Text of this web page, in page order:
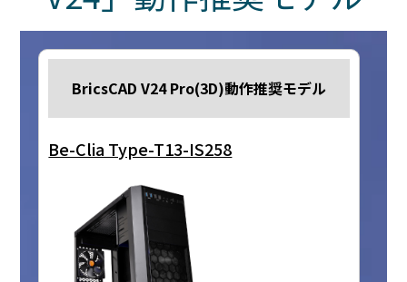
BricsCAD V24 Pro(3D)動作推奨モデル
Be-Clia Type-T13-IS258